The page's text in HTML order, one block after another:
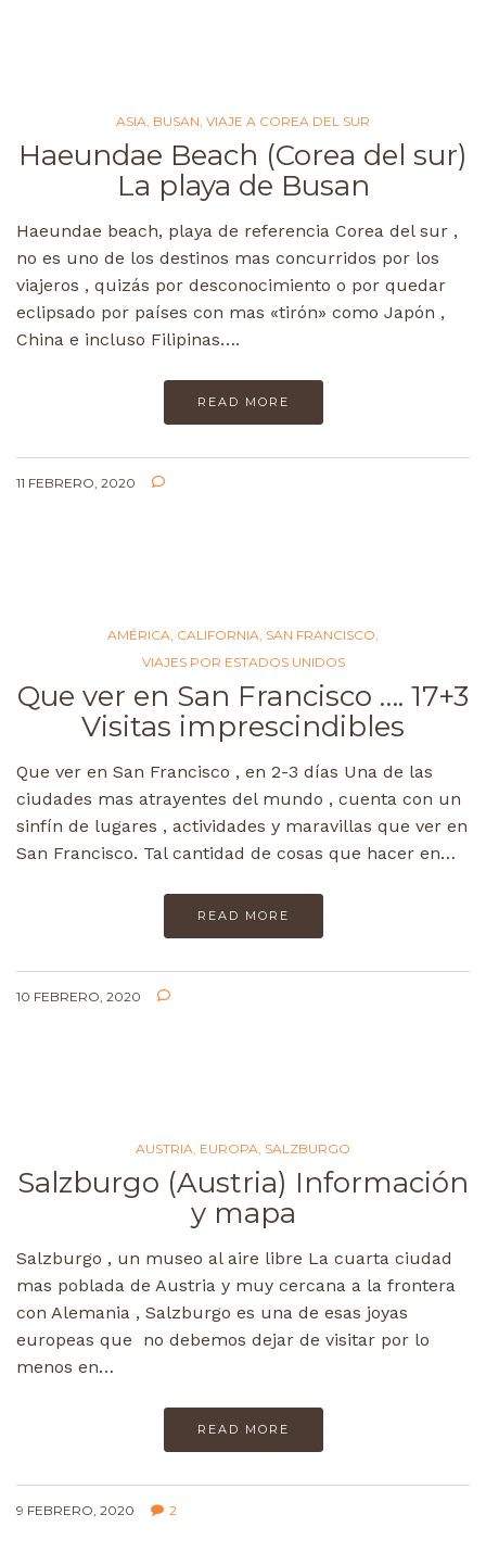
ASIA BUSAN VIAJE A COREA DEL SUR
Haeundae Beach (Corea del sur)
La playa de Busan
Haeundae beach, playa de referencia Corea del sur ,
no es uno de los destinos mas concurridos por los
viajeros , quizás por desconocimiento o por quedar
eclipsado por países con mas «tirón» como Japón ,
China e incluso Filipinas….
READ MORE
11 FEBRERO, 2020
AMÉRICA CALIFORNIA SAN FRANCISCO
VIAJES POR ESTADOS UNIDOS
Que ver en San Francisco …. 17+3
Visitas imprescindibles
Que ver en San Francisco , en 2-3 días Una de las
ciudades mas atrayentes del mundo , cuenta con un
sinfín de lugares , actividades y maravillas que ver en
San Francisco. Tal cantidad de cosas que hacer en…
READ MORE
10 FEBRERO, 2020
AUSTRIA EUROPA SALZBURGO
Salzburgo (Austria) Información
y mapa
Salzburgo , un museo al aire libre La cuarta ciudad
mas poblada de Austria y muy cercana a la frontera
con Alemania , Salzburgo es una de esas joyas
europeas que no debemos dejar de visitar por lo
menos en…
READ MORE
9 FEBRERO, 2020 2